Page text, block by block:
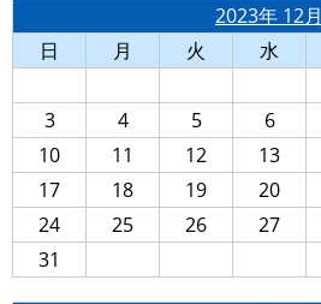
2023年 12月
日
月 火 水
3
4 5 6
10
11 12 13
17
18 19 20
24
25 26 27
31